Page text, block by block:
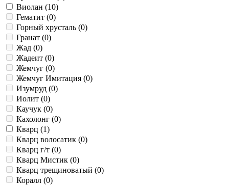
Виолан (10)
Гематит (0)
Горный хрусталь (0)
Гранат (0)
Жад (0)
Жадеит (0)
Жемчуг (0)
Жемчуг Имитация (0)
Изумруд (0)
Иолит (0)
Каучук (0)
Кахолонг (0)
Кварц (1)
Кварц волосатик (0)
Кварц г/т (0)
Кварц Мистик (0)
Кварц трещиноватый (0)
Коралл (0)